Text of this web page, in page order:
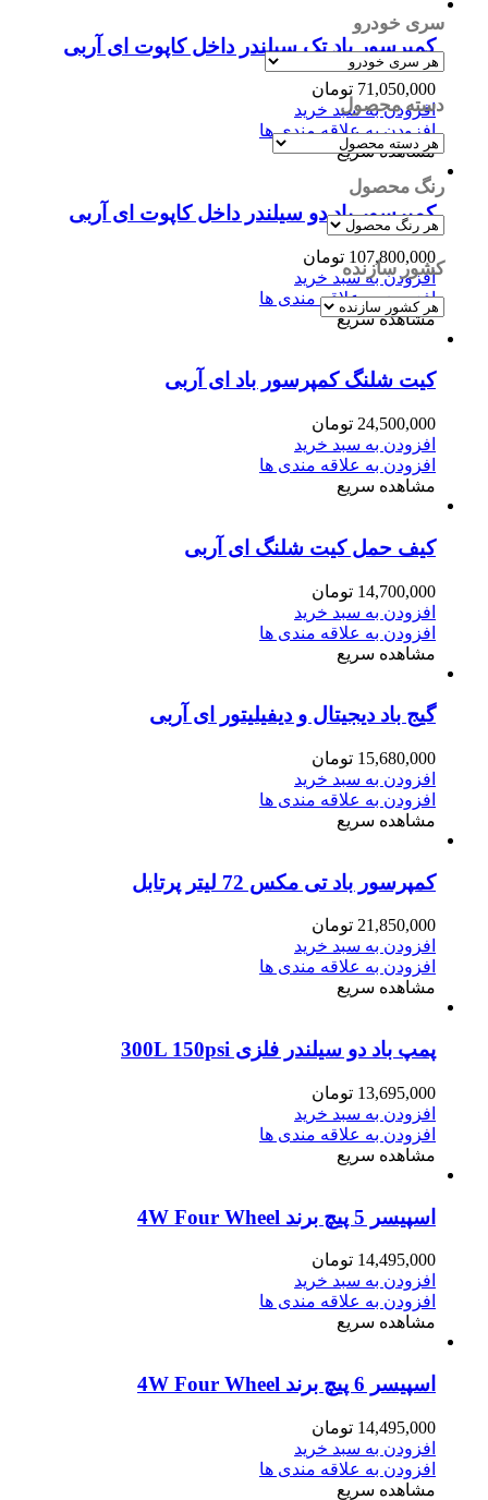
سری خودرو
دسته محصول
رنگ محصول
کشور سازنده
کمپرسور باد تک سیلندر داخل کاپوت ای آربی
71,050,000 تومان
افزودن به سبد خرید
افزودن به علاقه مندی ها
مشاهده سریع
کمپرسور باد دو سیلندر داخل کاپوت ای آربی
107,800,000 تومان
افزودن به سبد خرید
افزودن به علاقه مندی ها
مشاهده سریع
کیت شلنگ کمپرسور باد ای آربی
24,500,000 تومان
افزودن به سبد خرید
افزودن به علاقه مندی ها
مشاهده سریع
کیف حمل کیت شلنگ ای آربی
14,700,000 تومان
افزودن به سبد خرید
افزودن به علاقه مندی ها
مشاهده سریع
گیج باد دیجیتال و دیفیلیتور ای آربی
15,680,000 تومان
افزودن به سبد خرید
افزودن به علاقه مندی ها
مشاهده سریع
کمپرسور باد تی مکس 72 لیتر پرتابل
21,850,000 تومان
افزودن به سبد خرید
افزودن به علاقه مندی ها
مشاهده سریع
پمپ باد دو سیلندر فلزی 300L 150psi
13,695,000 تومان
افزودن به سبد خرید
افزودن به علاقه مندی ها
مشاهده سریع
اسپیسر 5 پیچ برند 4W Four Wheel
14,495,000 تومان
افزودن به سبد خرید
افزودن به علاقه مندی ها
مشاهده سریع
اسپیسر 6 پیچ برند 4W Four Wheel
14,495,000 تومان
افزودن به سبد خرید
افزودن به علاقه مندی ها
مشاهده سریع